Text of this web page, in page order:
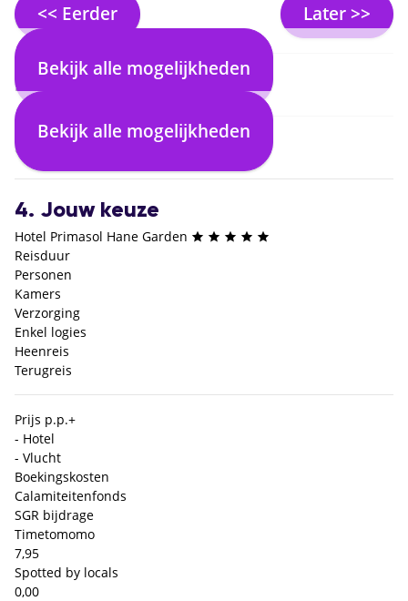
<< Eerder Later >>
2. Selecteer vlucht
Bekijk alle mogelijkheden
3. Selecteer verblijf
Bekijk alle mogelijkheden
4. Jouw keuze
Hotel Primasol Hane Garden
Reisduur
Personen
Kamers
Verzorging
Enkel logies
Heenreis
Terugreis
Prijs p.p.+
- Hotel
- Vlucht
Boekingskosten
Calamiteitenfonds
SGR bijdrage
Timetomomo
7,95
Spotted by locals
0,00